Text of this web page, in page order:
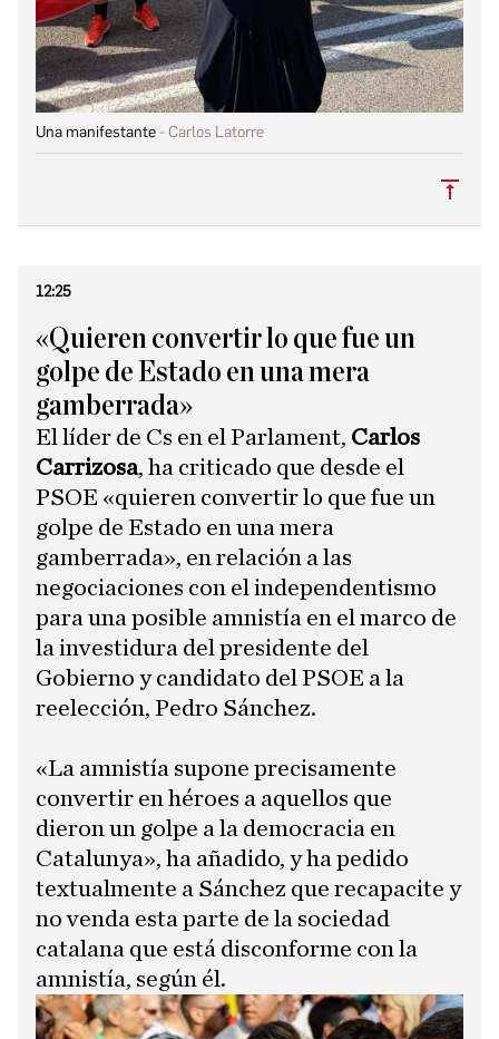
Una manifestante Carlos Latorre
12:25
«Quieren convertir lo que fue un
golpe de Estado en una mera
gamberrada»
El líder de Cs en el Parlament, Carlos
Carrizosa, ha criticado que desde el
PSOE «quieren convertir lo que fue un
golpe de Estado en una mera
gamberrada», en relación a las
negociaciones con el independentismo
para una posible amnistía en el marco de
la investidura del presidente del
Gobierno y candidato del PSOE a la
reelección, Pedro Sánchez.
​«La amnistía supone precisamente
convertir en héroes a aquellos que
dieron un golpe a la democracia en
Catalunya», ha añadido, y ha pedido
textualmente a Sánchez que recapacite y
no venda esta parte de la sociedad
catalana que está disconforme con la
amnistía, según él.